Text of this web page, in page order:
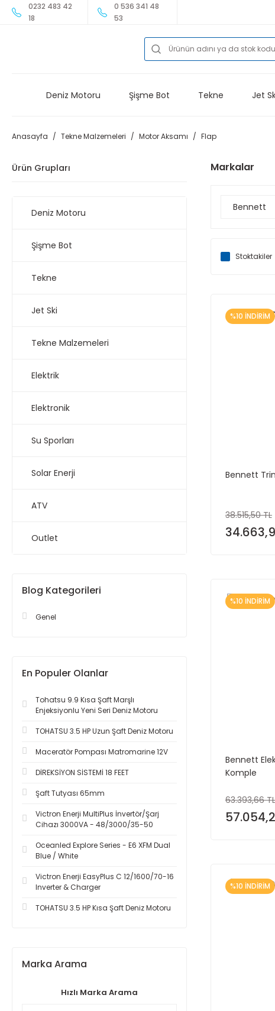
0232 483 42
18
0 536 341 48
53
Deniz Motoru Şişme Bot Tekne Jet
Anasayfa Tekne Malzemeleri Motor Aksamı Flap
Ürün Grupları
Deniz Motoru
Şişme Bot
Tekne
Jet Ski
Tekne Malzemeleri
Elektrik
Elektronik
Su Sporları
Solar Enerji
ATV
Outlet
Blog Kategorileri
Genel
En Populer Olanlar
Tohatsu 9.9 Kısa Şaft Marşlı
Enjeksiyonlu Yeni Seri Deniz Motoru
TOHATSU 3.5 HP Uzun Şaft Deniz Motoru
Maceratör Pompası Matromarine 12V
DİREKSİYON SİSTEMİ 18 FEET
Şaft Tutyası 65mm
Victron Enerji MultiPlus İnvertör/Şarj
Cihazı 3000VA - 48/3000/35-50
Oceanled Explore Series - E6 XFM Dual
Blue / White
Victron Enerji EasyPlus C 12/1600/70-16
Inverter & Charger
TOHATSU 3.5 HP Kısa Şaft Deniz Motoru
Marka Arama
Hızlı Marka Arama
Markalar
Bennett
Stoktakiler
%10 İNDİRİM
Bennett
38.515,50 TL
%10 İNDİRİM
Bennett
Komple
63.393,66 TL
%10 İNDİRİM